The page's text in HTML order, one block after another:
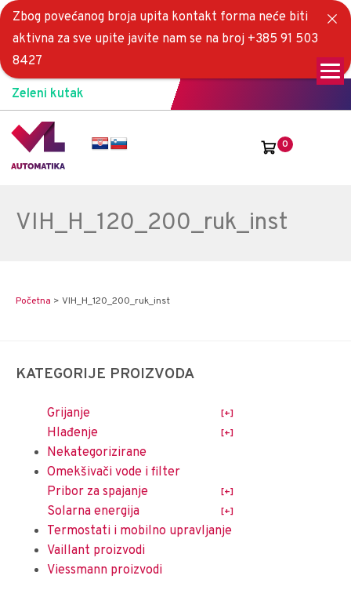
Zeleni kutak
0
VIH_H_120_200_ruk_inst
Početna > VIH_H_120_200_ruk_inst
KATEGORIJE PROIZVODA
Grijanje
Hlađenje
Nekategorizirane
Omekšivači vode i filter
Pribor za spajanje
Solarna energija
Termostati i mobilno upravljanje
Vaillant proizvodi
Viessmann proizvodi
Zbog povećanog broja upita kontakt forma neće biti
aktivna za sve upite javite nam se na broj +385 91 503
8427